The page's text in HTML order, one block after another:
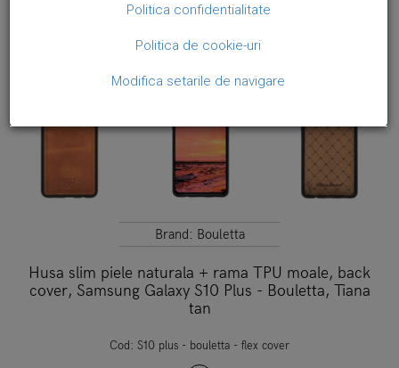
Brand: Bouletta
Husa slim piele naturala + rama TPU moale, back
cover, Samsung Galaxy S10 Plus - Bouletta, Tiana
tan
Cod: S10 plus - bouletta - flex cover
Politica confidentialitate
Politica de cookie-uri
Modifica setarile de navigare